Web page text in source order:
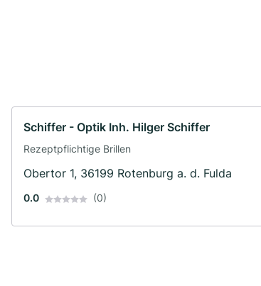
Schiffer - Optik Inh. Hilger Schiffer
Rezeptpflichtige Brillen
Obertor 1, 36199 Rotenburg a. d. Fulda
0.0 (0)